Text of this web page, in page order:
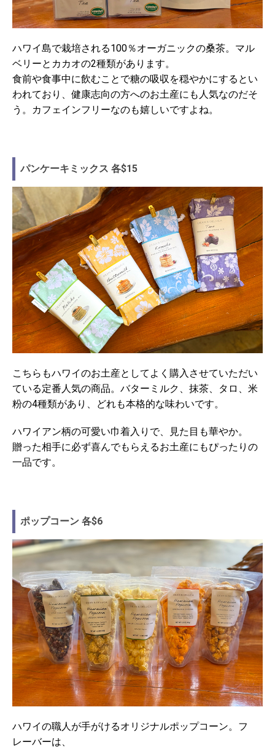
ハワイ島で栽培される100％オーガニックの桑茶。マル
ベリーとカカオの2種類があります。
食前や食事中に飲むことで糖の吸収を穏やかにするとい
われており、健康志向の方へのお土産にも人気なのだそ
う。カフェインフリーなのも嬉しいですよね。
パンケーキミックス 各$15
こちらもハワイのお土産としてよく購入させていただい
ている定番人気の商品。バターミルク、抹茶、タロ、米
粉の4種類があり、どれも本格的な味わいです。
ハワイアン柄の可愛い巾着入りで、見た目も華やか。
贈った相手に必ず喜んでもらえるお土産にもぴったりの
一品です。
ポップコーン 各$6
ハワイの職人が手がけるオリジナルポップコーン。フ
レーバーは、